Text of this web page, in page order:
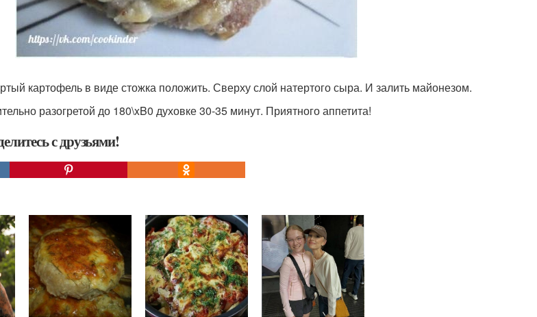
картофель в виде стожка положить. Сверху слой натертого сыра. И залить майонезом.
разогретой до 180\xB0 духовке 30-35 минут. Приятного аппетита!
с друзьями!